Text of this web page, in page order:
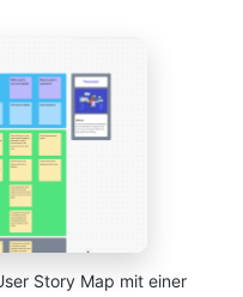
Story Map mit einer